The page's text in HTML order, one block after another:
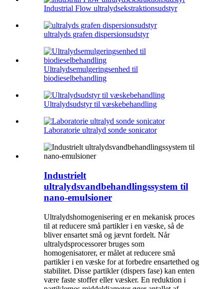
Industrial Flow ultralydsekstraktionsudstyr
ultralyds grafen dispersionsudstyr
Ultralydsemulgeringsenhed til
biodieselbehandling
Ultralydsudstyr til væskebehandling
Laboratorie ultralyd sonde sonicator
Industrielt
ultralydsvandbehandlingssystem til
nano-emulsioner
Ultralydshomogenisering er en mekanisk proces
til at reducere små partikler i en væske, så de
bliver ensartet små og jævnt fordelt. Når
ultralydsprocessorer bruges som
homogenisatorer, er målet at reducere små
partikler i en væske for at forbedre ensartethed og
stabilitet. Disse partikler (dispers fase) kan enten
være faste stoffer eller væsker. En reduktion i